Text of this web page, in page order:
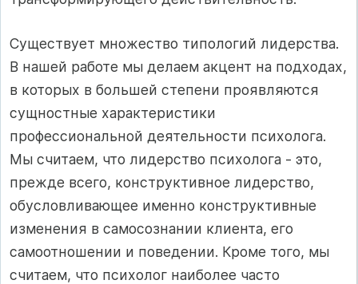
Существует множество типологий лидерства.
В нашей работе мы делаем акцент на подходах,
в которых в большей степени проявляются
сущностные характеристики
профессиональной деятельности психолога.
Мы считаем, что лидерство психолога - это,
прежде всего, конструктивное лидерство,
обусловливающее именно конструктивные
изменения в самосознании клиента, его
самоотношении и поведении. Кроме того, мы
считаем, что психолог наиболее часто